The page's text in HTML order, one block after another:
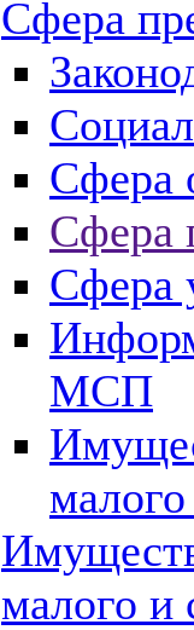
Сфера
Сфера
Сфера
Сфера
МСП
малого и